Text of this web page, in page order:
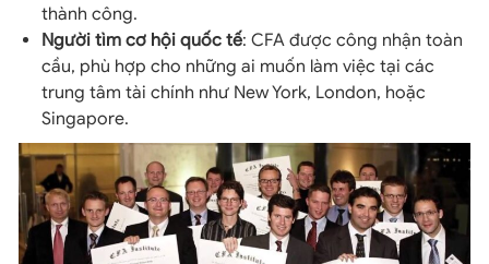
thành công.
Người tìm cơ hội quốc tế: CFA được công nhận toàn
cầu, phù hợp cho những ai muốn làm việc tại các
trung tâm tài chính như New York, London, hoặc
Singapore.